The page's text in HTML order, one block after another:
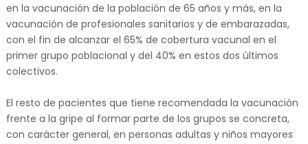
en la vacunación de la población de 65 años y más, en la
vacunación de profesionales sanitarios y de embarazadas,
con el fin de alcanzar el 65% de cobertura vacunal en el
primer grupo poblacional y del 40% en estos dos últimos
colectivos.
El resto de pacientes que tiene recomendada la vacunación
frente a la gripe al formar parte de los grupos se concreta,
con carácter general, en personas adultas y niños mayores